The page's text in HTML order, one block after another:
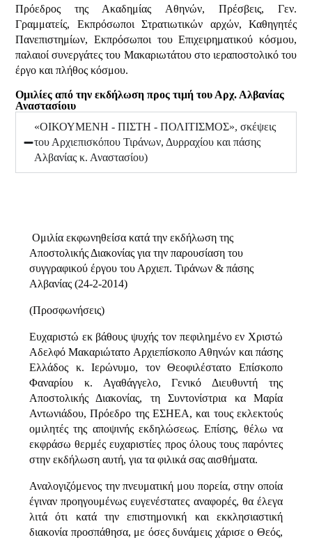
Πρόεδρος της Ακαδημίας Αθηνών, Πρέσβεις, Γεν.
Γραμματείς, Εκπρόσωποι Στρατιωτικών αρχών, Καθηγητές
Πανεπιστημίων, Εκπρόσωποι του Επιχειρηματικού κόσμου,
παλαιοί συνεργάτες του Μακαριωτάτου στο ιεραποστολικό του
έργο και πλήθος κόσμου.
Ομιλίες από την εκδήλωση προς τιμή του Αρχ. Αλβανίας
Αναστασίοιυ
«ΟΙΚΟΥΜΕΝΗ - ΠΙΣΤΗ - ΠΟΛΙΤΙΣΜΟΣ», σκέψεις
του Αρχιεπισκόπου Τιράνων, Δυρραχίου και πάσης
Αλβανίας κ. Αναστασίου)
Ομιλία εκφωνηθείσα κατά την εκδήλωση της
Αποστολικής Διακονίας για την παρουσίαση του
συγγραφικού έργου του Αρχιεπ. Τιράνων & πάσης
Αλβανίας (24-2-2014)
(Προσφωνήσεις)
Ευχαριστώ εκ βάθους ψυχής τον πεφιλημένο εν Χριστώ
Αδελφό Μακαριώτατο Αρχιεπίσκοπο Αθηνών και πάσης
Ελλάδος κ. Ιερώνυμο, τον Θεοφιλέστατο Επίσκοπο
Φαναρίου κ. Αγαθάγγελο, Γενικό Διευθυντή της
Αποστολικής Διακονίας, τη Συντονίστρια κα Μαρία
Αντωνιάδου, Πρόεδρο της ΕΣΗΕΑ, και τους εκλεκτούς
ομιλητές της αποψινής εκδηλώσεως. Επίσης, θέλω να
εκφράσω θερμές ευχαριστίες προς όλους τους παρόντες
στην εκδήλωση αυτή, για τα φιλικά σας αισθήματα.
Αναλογιζόμενος την πνευματική μου πορεία, στην οποία
έγιναν προηγουμένως ευγενέστατες αναφορές, θα έλεγα
λιτά ότι κατά την επιστημονική και εκκλησιαστική
διακονία προσπάθησα, με όσες δυνάμεις χάρισε ο Θεός,